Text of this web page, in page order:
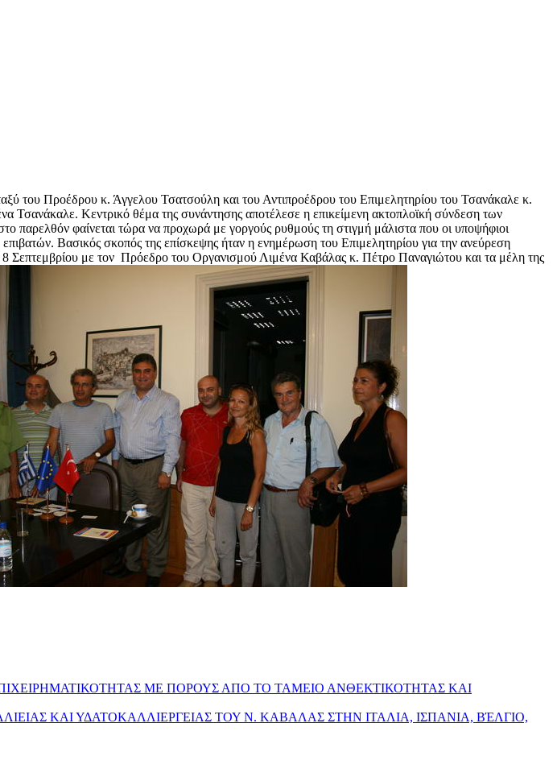
του Προέδρου κ. Άγγελου Τσατσούλη και του Αντιπροέδρου του Επιμελητηρίου του Τσανάκαλε κ.
Κεντρικό θέμα της συνάντησης αποτέλεσε η επικείμενη ακτοπλοϊκή σύνδεση των
παρελθόν φαίνεται τώρα να προχωρά με γοργούς ρυθμούς τη στιγμή μάλιστα που οι υποψήφιοι
Βασικός σκοπός της επίσκεψης ήταν η ενημέρωση του Επιμελητηρίου για την ανεύρεση
Σεπτεμβρίου με τον Πρόεδρο του Οργανισμού Λιμένα Καβάλας κ. Πέτρο Παναγιώτου και τα μέλη της
ΜΕ ΠΟΡΟΥΣ ΑΠΟ ΤΟ ΤΑΜΕΙΟ ΑΝΘΕΚΤΙΚΟΤΗΤΑΣ ΚΑΙ
ΚΑΙ ΥΔΑΤΟΚΑΛΛΙΕΡΓΕΙΑΣ ΤΟΥ Ν. ΚΑΒΑΛΑΣ ΣΤΗΝ ΙΤΑΛΙΑ, ΙΣΠΑΝΙΑ, ΒΈΛΓΙΟ,